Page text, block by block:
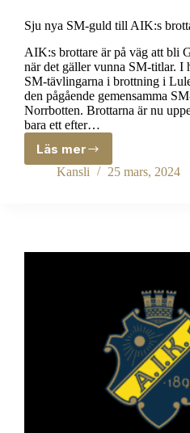
Sju nya SM-guld till AIK:s
AIK:s brottare är på väg att bli
när det gäller vunna SM-titlar. I
SM-tävlingarna i brottning i
den pågående gemensamma
Norrbotten. Brottarna är nu
bara ett efter…
Läs mer
Sju
nya
Kansli 25 mars, 2024